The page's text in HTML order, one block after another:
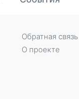
Обратная связь
О проекте